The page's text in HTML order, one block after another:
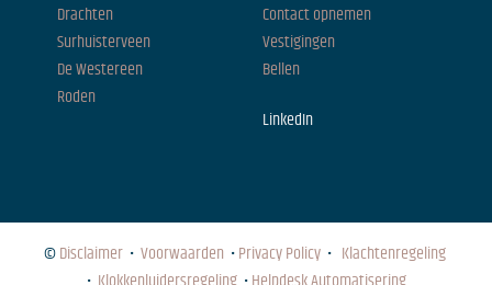
Drachten
Surhuisterveen
De Westereen
Roden
Contact opnemen
Vestigingen
Bellen
LinkedIn
©Disclaimer• Voorwaarden •Privacy Policy• Klachtenregeling